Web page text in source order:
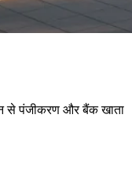
से पंजीकरण और बैंक खाता